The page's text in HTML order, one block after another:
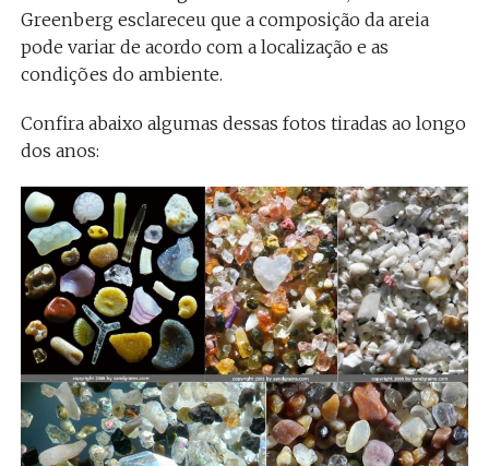
Greenberg esclareceu que a composição da areia
pode variar de acordo com a localização e as
condições do ambiente.
Confira abaixo algumas dessas fotos tiradas ao longo
dos anos: